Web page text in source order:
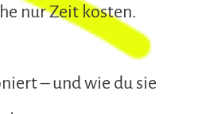
nur Zeit kosten.
– und wie du sie